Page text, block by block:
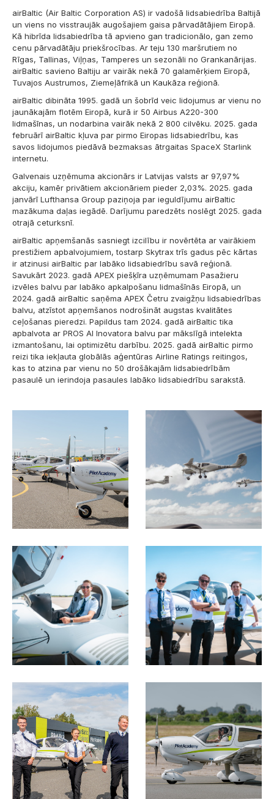
airBaltic (Air Baltic Corporation AS) ir vadošā lidsabiedrība Baltijā
un viens no visstraujāk augošajiem gaisa pārvadātājiem Eiropā.
Kā hibrīda lidsabiedrība tā apvieno gan tradicionālo, gan zemo
cenu pārvadātāju priekšrocības. Ar teju 130 maršrutiem no
Rīgas, Tallinas, Viļņas, Tamperes un sezonāli no Grankanārijas.
airBaltic savieno Baltiju ar vairāk nekā 70 galamērķiem Eiropā,
Tuvajos Austrumos, Ziemeļāfrikā un Kaukāza reģionā.
airBaltic dibināta 1995. gadā un šobrīd veic lidojumus ar vienu no
jaunākajām flotēm Eiropā, kurā ir 50 Airbus A220-300
lidmašīnas, un nodarbina vairāk nekā 2 800 cilvēku. 2025. gada
februārī airBaltic kļuva par pirmo Eiropas lidsabiedrību, kas
savos lidojumos piedāvā bezmaksas ātrgaitas SpaceX Starlink
internetu.
Galvenais uzņēmuma akcionārs ir Latvijas valsts ar 97,97%
akciju, kamēr privātiem akcionāriem pieder 2,03%. 2025. gada
janvārī Lufthansa Group paziņoja par ieguldījumu airBaltic
mazākuma daļas iegādē. Darījumu paredzēts noslēgt 2025. gada
otrajā ceturksnī.
airBaltic apņemšanās sasniegt izcilību ir novērtēta ar vairākiem
prestižiem apbalvojumiem, tostarp Skytrax trīs gadus pēc kārtas
ir atzinusi airBaltic par labāko lidsabiedrību savā reģionā.
Savukārt 2023. gadā APEX piešķīra uzņēmumam Pasažieru
izvēles balvu par labāko apkalpošanu lidmašīnās Eiropā, un
2024. gadā airBaltic saņēma APEX Četru zvaigžņu lidsabiedrības
balvu, atzīstot apņemšanos nodrošināt augstas kvalitātes
ceļošanas pieredzi. Papildus tam 2024. gadā airBaltic tika
apbalvota ar PROS AI Inovatora balvu par mākslīgā intelekta
izmantošanu, lai optimizētu darbību. 2025. gadā airBaltic pirmo
reizi tika iekļauta globālās aģentūras Airline Ratings reitingos,
kas to atzina par vienu no 50 drošākajām lidsabiedrībām
pasaulē un ierindoja pasaules labāko lidsabiedrību sarakstā.